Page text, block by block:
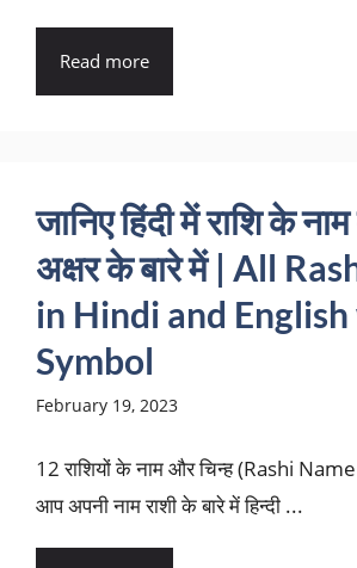
Read more
जानिए हिंदी में राशि के नाम
अक्षर के बारे में | All
in Hindi and
Symbol
February 19, 2023
12 राशियों के नाम और चिन्ह (Rashi
आप अपनी नाम राशी के बारे में हिन्दी ...